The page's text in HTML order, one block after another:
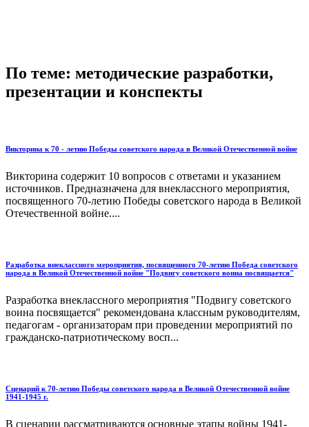
По теме: методические разработки,
презентации и конспекты
Викторина к 70 - летию Победы советского народа в Великой Отечественной войне
Викторина содержит 10 вопросов с ответами и указанием
источников. Предназначена для внеклассного мероприятия,
посвященного 70-летию Победы советского народа в Великой
Отечественной войне....
Разработка внеклассного мероприятия, посвященного 70-летию Победа советского
народа в Великой Отечественной войне "Подвигу советского воина посвящается"
Разработка внеклассного мероприятия "Подвигу советского
воина посвящается" рекомендована классным руководителям,
педагогам - организаторам при проведении мероприятий по
гражданско-патриотическому восп...
Сценарий к 70-летию Победы советского народа в Великой Отечественной войне
1941-1945 г.
В сценарии рассматриваются основные этапы войны 1941-